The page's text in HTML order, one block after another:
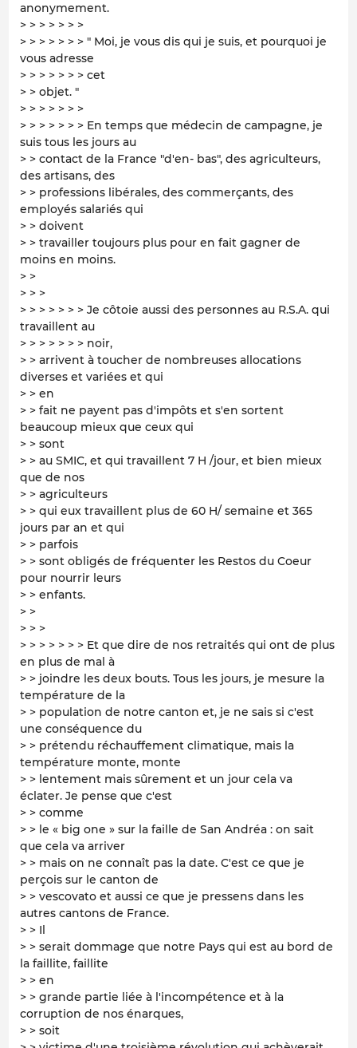
anonymement.
> > > > > > >
> > > > > > > " Moi, je vous dis qui je suis, et pourquoi je
vous adresse
> > > > > > > cet
> > objet. "
> > > > > > >
> > > > > > > En temps que médecin de campagne, je
suis tous les jours au
> > contact de la France "d'en- bas", des agriculteurs,
des artisans, des
> > professions libérales, des commerçants, des
employés salariés qui
> > doivent
> > travailler toujours plus pour en fait gagner de
moins en moins.
> >
> > >
> > > > > > > Je côtoie aussi des personnes au R.S.A. qui
travaillent au
> > > > > > > noir,
> > arrivent à toucher de nombreuses allocations
diverses et variées et qui
> > en
> > fait ne payent pas d'impôts et s'en sortent
beaucoup mieux que ceux qui
> > sont
> > au SMIC, et qui travaillent 7 H /jour, et bien mieux
que de nos
> > agriculteurs
> > qui eux travaillent plus de 60 H/ semaine et 365
jours par an et qui
> > parfois
> > sont obligés de fréquenter les Restos du Coeur
pour nourrir leurs
> > enfants.
> >
> > >
> > > > > > > Et que dire de nos retraités qui ont de plus
en plus de mal à
> > joindre les deux bouts. Tous les jours, je mesure la
température de la
> > population de notre canton et, je ne sais si c'est
une conséquence du
> > prétendu réchauffement climatique, mais la
température monte, monte
> > lentement mais sûrement et un jour cela va
éclater. Je pense que c'est
> > comme
> > le « big one » sur la faille de San Andréa : on sait
que cela va arriver
> > mais on ne connaît pas la date. C'est ce que je
perçois sur le canton de
> > vescovato et aussi ce que je pressens dans les
autres cantons de France.
> > Il
> > serait dommage que notre Pays qui est au bord de
la faillite, faillite
> > en
> > grande partie liée à l'incompétence et à la
corruption de nos énarques,
> > soit